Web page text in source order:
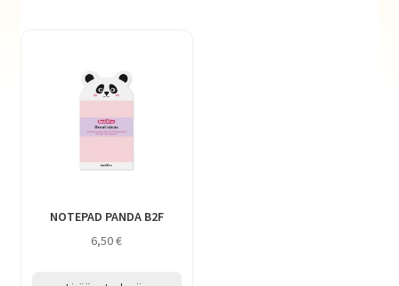
NOTEPAD PANDA B2F
6,50€